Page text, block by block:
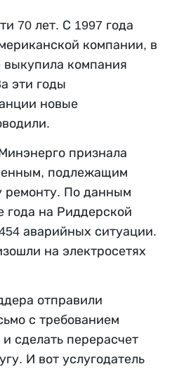
70 лет. С 1997 года
компании, в
компания
эти годы
новые
признала
подлежащим
ремонту. По данным
года на Риддерской
аварийных ситуации.
на электросетях
отправили
с требованием
сделать перерасчет
И вот услугодатель